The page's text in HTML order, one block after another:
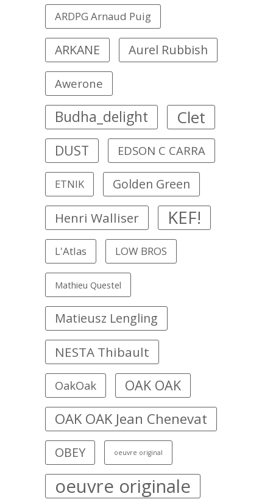
ARDPG Arnaud Puig
ARKANE Aurel Rubbish
Awerone
Budha_delight Clet
DUST EDSON C CARRA
ETNIK Golden Green
Henri Walliser KEF!
L'Atlas LOW BROS
Mathieu Questel
Matieusz Lengling
NESTA Thibault
OakOak OAK OAK
OAK OAK Jean Chenevat
OBEY oeuvre original
oeuvre originale